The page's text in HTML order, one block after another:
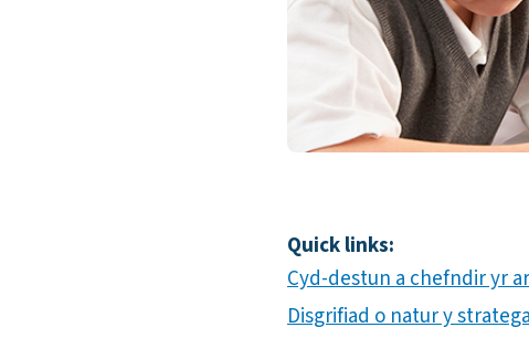
Quick links:
Cyd-destun a chefndir yr
Disgrifiad o natur y